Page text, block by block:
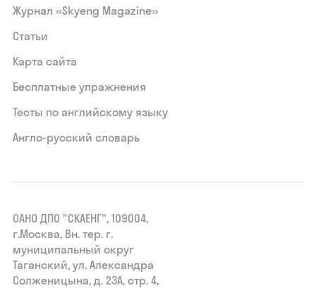
Журнал «Skyeng Magazine»
Статьи
Карта сайта
Бесплатные упражнения
Тесты по английскому языку
Англо-русский словарь
ОАНО ДПО "СКАЕНГ", 109004,
г.Москва, Вн. тер. г.
муниципальный округ
Таганский, ул. Александра
Солженицына, д. 23А, стр. 4,